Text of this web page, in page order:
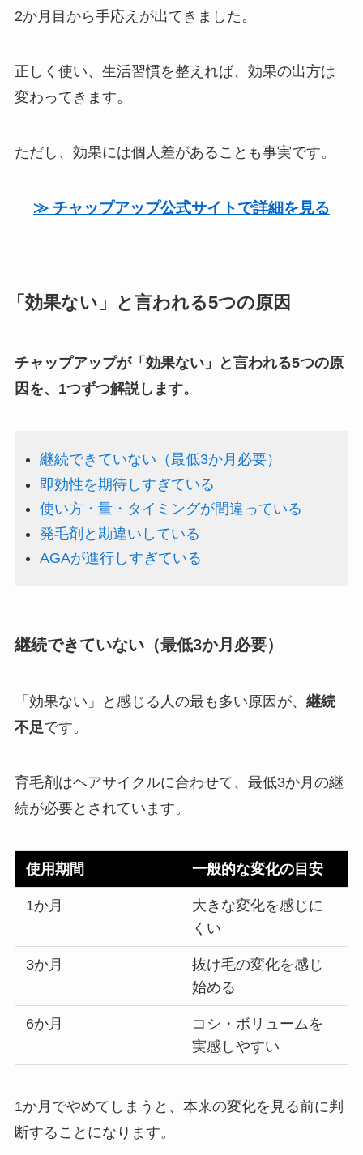
2か月目から手応えが出てきました。
正しく使い、生活習慣を整えれば、効果の出方は
変わってきます。
ただし、効果には個人差があることも事実です。
≫ チャップアップ公式サイトで詳細を見る
「効果ない」と言われる5つの原因
チャップアップが「効果ない」と言われる5つの原
因を、1つずつ解説します。
継続できていない（最低3か月必要）
即効性を期待しすぎている
使い方・量・タイミングが間違っている
発毛剤と勘違いしている
AGAが進行しすぎている
継続できていない（最低3か月必要）
「効果ない」と感じる人の最も多い原因が、 継続
不足です。
育毛剤はヘアサイクルに合わせて、最低3か月の継
続が必要とされています。
使用期間 一般的な変化の目安
1か月
大きな変化を感じに
くい
3か月
抜け毛の変化を感じ
始める
6か月
コシ・ボリュームを
実感しやすい
1か月でやめてしまうと、本来の変化を見る前に判
断することになります。